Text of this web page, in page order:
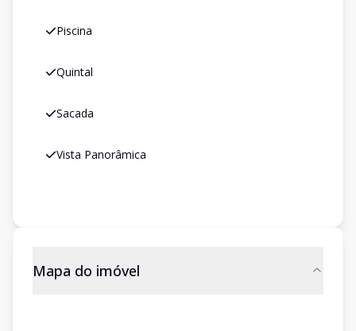
Piscina
Quintal
Sacada
Vista Panorâmica
Mapa do imóvel